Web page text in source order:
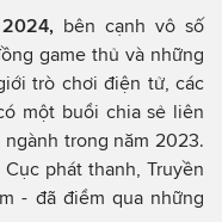
bên cạnh vô số
game thủ và những
trò chơi điện tử, các
một buổi chia sẻ liên
trong năm 2023.
phát thanh, Truyền
- đã điểm qua những